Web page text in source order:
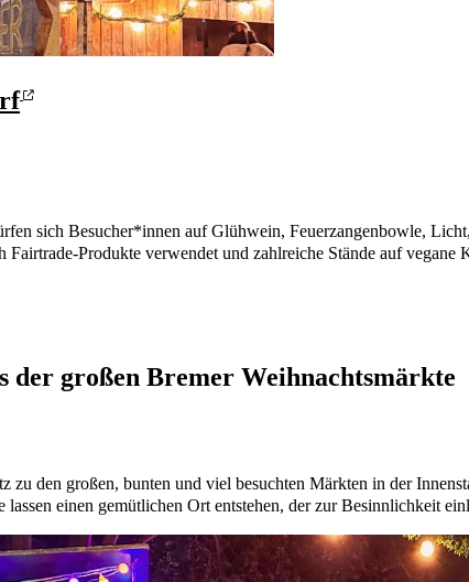
sich Besucher*innen auf Glühwein, Feuerzangenbowle,
Produkte verwendet und zahlreiche Stände auf
der großen Bremer Weihnachtsmärkte
zu den großen, bunten und viel besuchten Märkten in der
einen gemütlichen Ort entstehen, der zur Besinnlichkeit